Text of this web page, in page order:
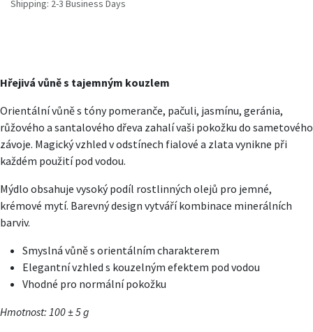
Shipping: 2-3 Business Days
Hřejivá vůně s tajemným kouzlem
Orientální vůně s tóny pomeranče, pačuli, jasmínu, geránia,
růžového a santalového dřeva zahalí vaši pokožku do sametového
závoje. Magický vzhled v odstínech fialové a zlata vynikne při
každém použití pod vodou.
Mýdlo obsahuje vysoký podíl rostlinných olejů pro jemné,
krémové mytí. Barevný design vytváří kombinace minerálních
barviv.
Smyslná vůně s orientálním charakterem
Elegantní vzhled s kouzelným efektem pod vodou
Vhodné pro normální pokožku
Hmotnost: 100 ± 5 g